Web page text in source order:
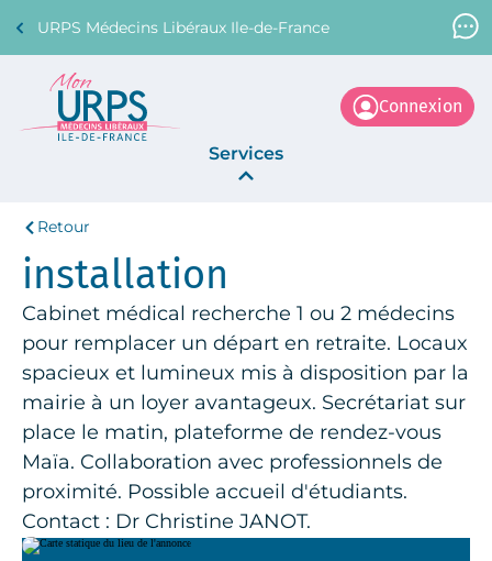
URPS Médecins Libéraux Ile-de-France
Support Médecin
01 45 45 45 45
Services
La Centrale
Connexion
Retour
installation
Cabinet médical recherche 1 ou 2 médecins
pour remplacer un départ en retraite. Locaux
spacieux et lumineux mis à disposition par la
mairie à un loyer avantageux. Secrétariat sur
place le matin, plateforme de rendez-vous
Maïa. Collaboration avec professionnels de
proximité. Possible accueil d'étudiants.
Contact : Dr Christine JANOT.